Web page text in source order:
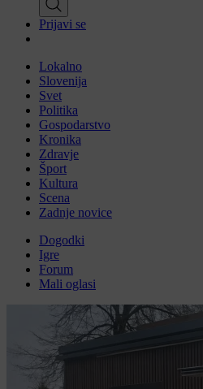
Prijavi se
Lokalno
Slovenija
Svet
Politika
Gospodarstvo
Kronika
Zdravje
Šport
Kultura
Scena
Zadnje novice
Dogodki
Igre
Forum
Mali oglasi